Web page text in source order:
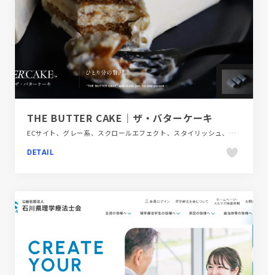
THE BUTTER CAKE｜ザ・バターケーキ
ECサイト、グレー系、スクロールエフェクト、スタイリッシュ、タイポグラフィー、ナチュラル、ブラック系 、ブランド・サービスサイト、ブルー系、動画が流れる、大きめ写真、飲料・食品
DETAIL